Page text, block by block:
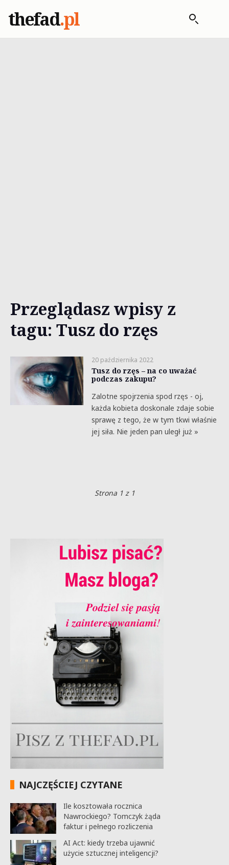
thefad.pl
Przeglądasz wpisy z
tagu: Tusz do rzęs
20 października 2022
Tusz do rzęs – na co uważać
podczas zakupu?
Zalotne spojrzenia spod rzęs - oj,
każda kobieta doskonale zdaje sobie
sprawę z tego, że w tym tkwi właśnie
jej siła. Nie jeden pan uległ już »
Strona 1 z 1
NAJCZĘŚCIEJ CZYTANE
Ile kosztowała rocznica
Nawrockiego? Tomczyk żąda
faktur i pełnego rozliczenia
AI Act: kiedy trzeba ujawnić
użycie sztucznej inteligencji?